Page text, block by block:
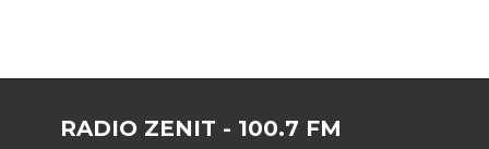
RADIO ZENIT - 100.7 FM